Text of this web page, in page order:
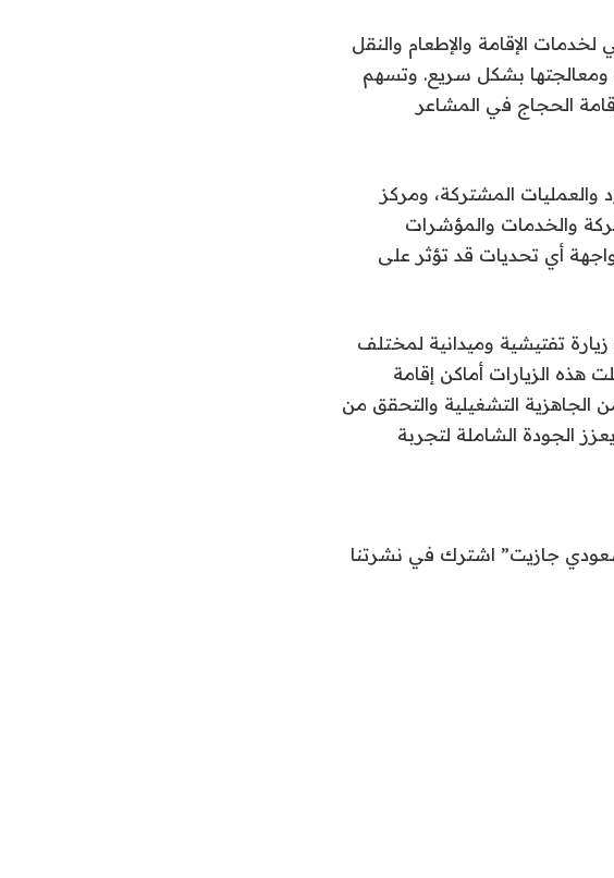
لخدمات الإقامة والإطعام والنقل
ومعالجتها بشكل سريع. وتسهم
الحجاج في المشاعر
المشتركة، ومركز
والخدمات والمؤشرات
أي تحديات قد تؤثر على
أن الوزارة نفذت منذ بداية ذي القعدة أكثر من 83 ألف زيارة تفتيشية وميدانية لمختلف
هذه الزيارات أماكن إقامة
الجاهزية التشغيلية والتحقق من
الجودة الشاملة لتجربة
جازيت” اشترك في نشرتنا